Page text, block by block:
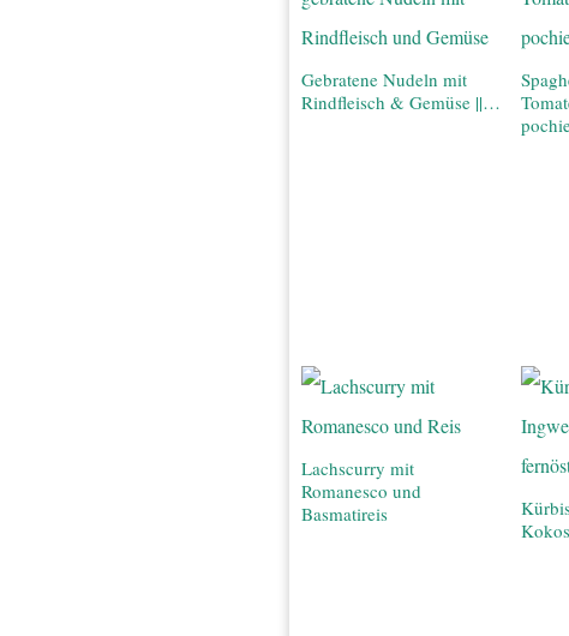
Gebratene Nudeln mit
Rindfleisch & Gemüse ||…
Lachscurry mit
Romanesco und
Basmatireis